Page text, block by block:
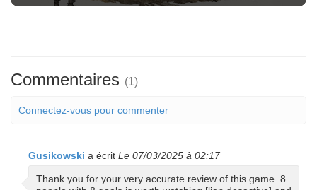
Commentaires (1)
Connectez-vous pour commenter
Gusikowski a écrit Le 07/03/2025 à 02:17
Thank you for your very accurate review of this game. 8